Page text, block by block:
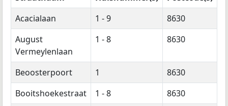
Acacialaan
1 - 9
8630
August
Vermeylenlaan
1 - 8 8630
Beoosterpoort 1
8630
Booitshoekestraat
1 - 8
8630